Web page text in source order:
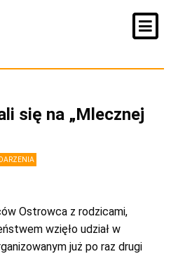
się na „Mlecznej
Ostrowca z rodzicami,
wzięło udział w
już po raz drugi